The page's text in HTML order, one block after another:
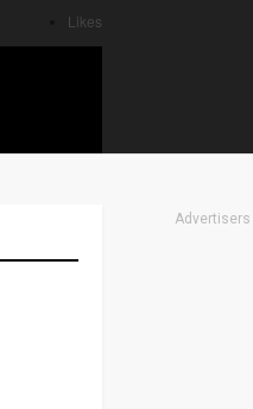
Likes
Advertisers